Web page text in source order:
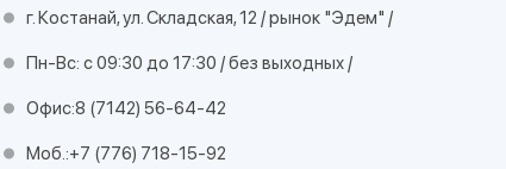
г. Костанай, ул. Складская, 12 / рынок "Эдем" /
Пн-Вс: с 09:30 до 17:30 / без выходных /
Офис:8 (7142) 56-64-42
Моб.:+7 (776) 718-15-92